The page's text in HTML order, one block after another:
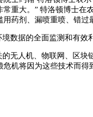
重大。” 特洛顿博士
药剂、漏喷重喷、错过
数据的全面监测和有
无人机、物联网、区
机将因为这些技术而得